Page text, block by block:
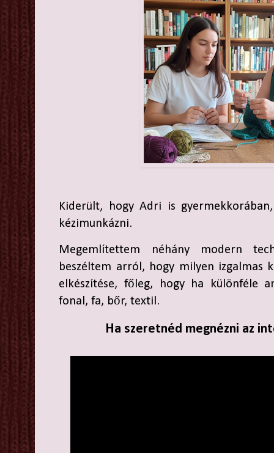
Kiderült, hogy Adri is
kézimunkázni.
Megemlítettem néhány modern
beszéltem arról, hogy milyen izgalmas
elkészítése, főleg, hogy ha különféle
fonal, fa, bőr, textil.
Ha szeretnéd megnézni az